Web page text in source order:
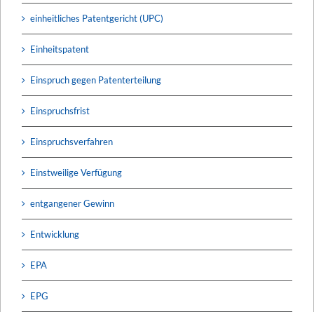
einheitliches Patentgericht (UPC)
Einheitspatent
Einspruch gegen Patenterteilung
Einspruchsfrist
Einspruchsverfahren
Einstweilige Verfügung
entgangener Gewinn
Entwicklung
EPA
EPG